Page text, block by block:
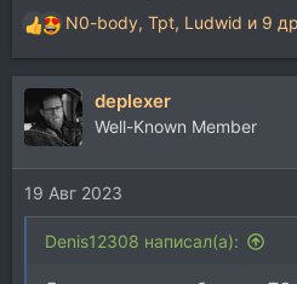
Р
е
а
ц
и
и
:
N0-body, Tpt, Ludwid и 9
deplexer
Well-Known Member
19 Авг 2023
Denis12308 написал(а):